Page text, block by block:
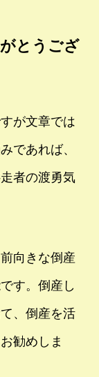
とうござ
が文章では
であれば、
者の渡勇気
向きな倒産
す。倒産し
、倒産を活
勧めしま